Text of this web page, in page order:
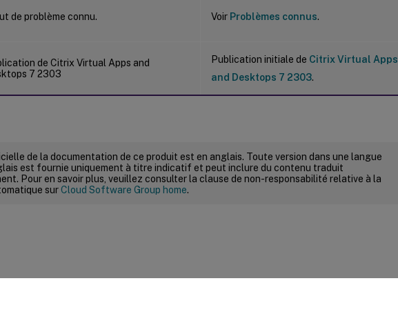
de problème connu. Voir Problèmes connus.
de Citrix Virtual Apps and
7 2303
Publication initiale de Citrix Virtual Apps
and Desktops 7 2303.
de la documentation de ce produit est en anglais. Toute version dans une langue
est fournie uniquement à titre indicatif et peut inclure du contenu traduit
Pour en savoir plus, veuillez consulter la clause de non-responsabilité relative à la
surCloud Software Group home.